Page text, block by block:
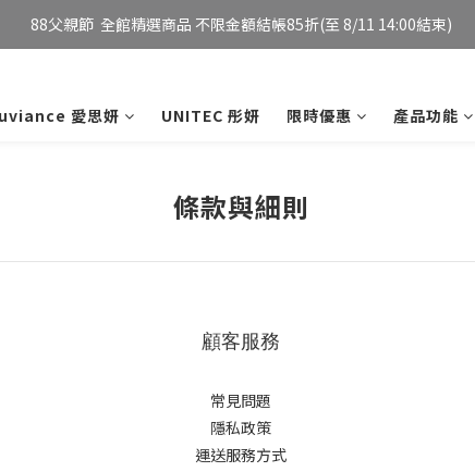
妮傲絲翠官方旗艦店 全新改版 全館免運/夏日慶典 會員12%點數回饋
88父親節  全館精選商品 不限金額結帳85折(至 8/11 14:00結束)
妮傲絲翠官方旗艦店 全新改版 全館免運/夏日慶典 會員12%點數回饋
愛思妍 UNITEC 彤妍 限時優惠 產品功能
條款與細則
顧客服務
常見問題
隱私政策
運送服務方式